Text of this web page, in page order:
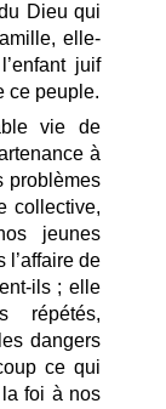
Dieu qui
elle-
juif
ce peuple.
vie de
à
problèmes
collective,
jeunes
l’affaire de
ils ; elle
répétés,
dangers
ce qui
foi à nos